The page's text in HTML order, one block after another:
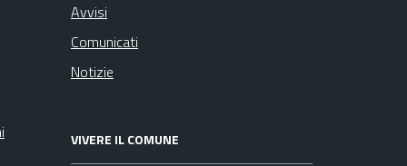
Avvisi
Comunicati
Notizie
VIVERE IL COMUNE